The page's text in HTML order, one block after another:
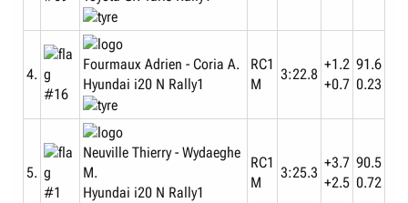
4.
#16
Fourmaux Adrien - Coria A.
Hyundai i20 N Rally1
RC1
M
3:22.8
+1.2
+0.7
91.6
0.23
5.
#1
Neuville Thierry - Wydaeghe
M.
Hyundai i20 N Rally1
RC1
M
3:25.3
+3.7
+2.5
90.5
0.72